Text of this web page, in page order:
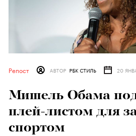
Репост АВТОР РБК СТИЛЬ 20
Мишель Обама
плей-листом для
спортом